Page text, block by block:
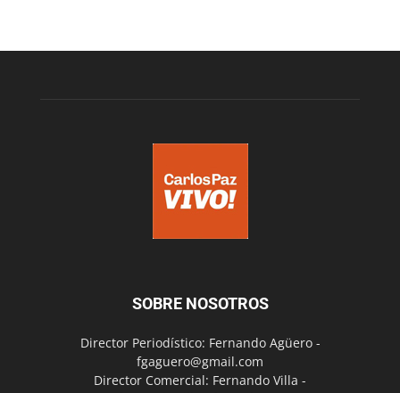
SOBRE NOSOTROS
Director Periodístico: Fernando Agüero -
fgaguero@gmail.com
Director Comercial: Fernando Villa -